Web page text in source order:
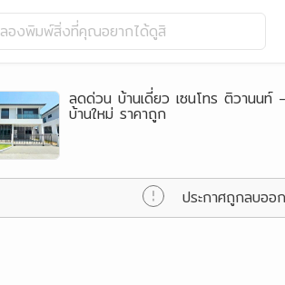
ลองพิมพ์สิ่งที่คุณอยากได้ดูสิ
ลดด่วน บ้านเดี่ยว เซนโทร ติวานนท์
บ้านใหม่ ราคาถูก
ประกาศถูกลบออ